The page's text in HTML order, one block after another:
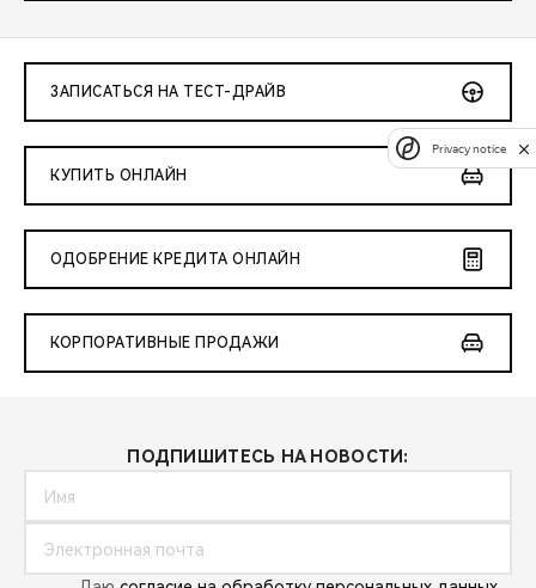
ЗАПИСАТЬСЯ НА ТЕСТ-ДРАЙВ
КУПИТЬ ОНЛАЙН
ОДОБРЕНИЕ КРЕДИТА ОНЛАЙН
КОРПОРАТИВНЫЕ ПРОДАЖИ
ПОДПИШИТЕСЬ НА НОВОСТИ:
Privacy notice